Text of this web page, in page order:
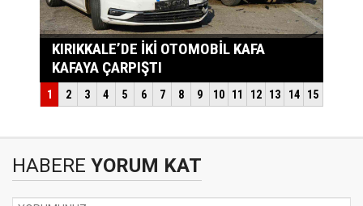
HABERE YORUM KAT